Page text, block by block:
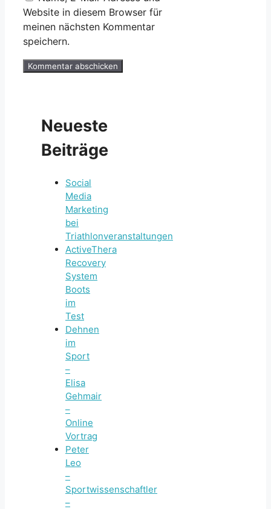
Website in diesem Browser für
meinen nächsten Kommentar
speichern.
Neueste
Beiträge
Social
Media
Marketing
bei
Triathlonveranstaltungen
ActiveThera
Recovery
System
Boots
im
Test
Dehnen
im
Sport
–
Elisa
Gehmair
–
Online
Vortrag
Peter
Leo
–
Sportwissenschaftler
–